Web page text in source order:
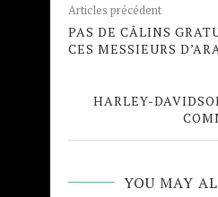
Articles précédent
PAS DE CÂLINS
CES MESSIEURS
HARLEY-
YOU MAY